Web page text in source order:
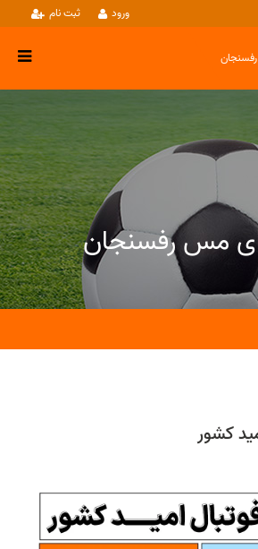
ثبت نام ورود
مس رفسنجان
کشور